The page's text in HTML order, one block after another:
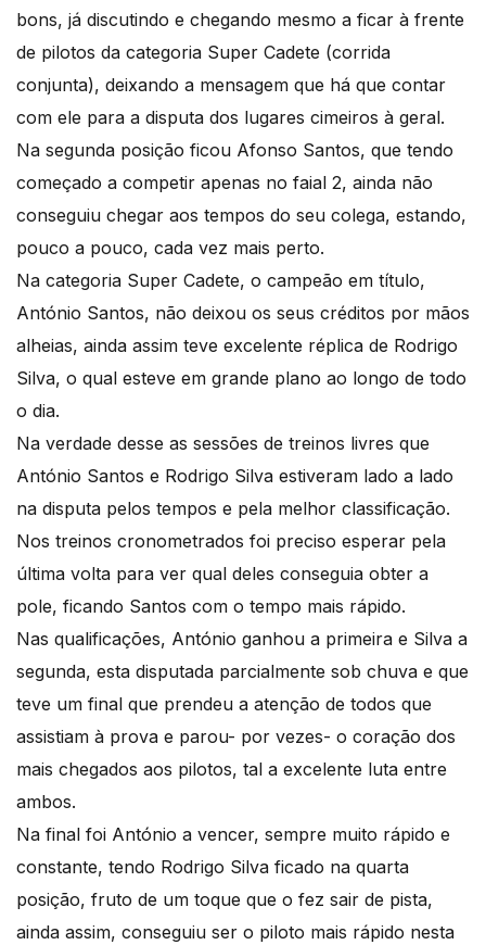
bons, já discutindo e chegando mesmo a ficar à frente
de pilotos da categoria Super Cadete (corrida
conjunta), deixando a mensagem que há que contar
com ele para a disputa dos lugares cimeiros à geral.
Na segunda posição ficou Afonso Santos, que tendo
começado a competir apenas no faial 2, ainda não
conseguiu chegar aos tempos do seu colega, estando,
pouco a pouco, cada vez mais perto.
Na categoria Super Cadete, o campeão em título,
António Santos, não deixou os seus créditos por mãos
alheias, ainda assim teve excelente réplica de Rodrigo
Silva, o qual esteve em grande plano ao longo de todo
o dia.
Na verdade desse as sessões de treinos livres que
António Santos e Rodrigo Silva estiveram lado a lado
na disputa pelos tempos e pela melhor classificação.
Nos treinos cronometrados foi preciso esperar pela
última volta para ver qual deles conseguia obter a
pole, ficando Santos com o tempo mais rápido.
Nas qualificações, António ganhou a primeira e Silva a
segunda, esta disputada parcialmente sob chuva e que
teve um final que prendeu a atenção de todos que
assistiam à prova e parou- por vezes- o coração dos
mais chegados aos pilotos, tal a excelente luta entre
ambos.
Na final foi António a vencer, sempre muito rápido e
constante, tendo Rodrigo Silva ficado na quarta
posição, fruto de um toque que o fez sair de pista,
ainda assim, conseguiu ser o piloto mais rápido nesta